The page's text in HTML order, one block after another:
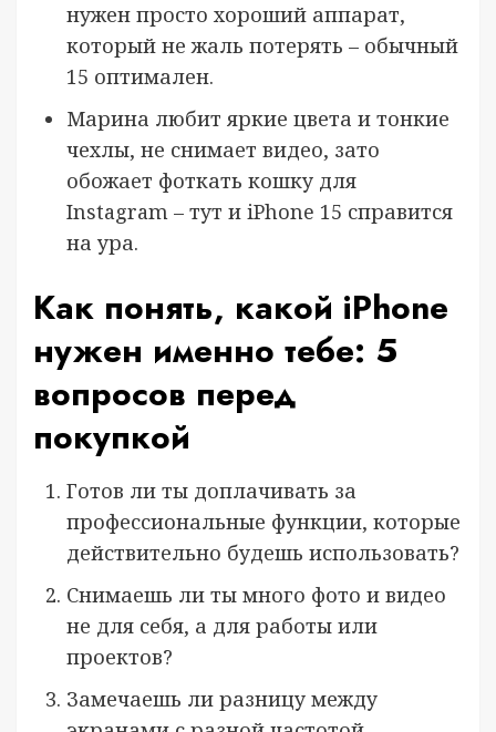
нужен просто хороший аппарат,
который не жаль потерять – обычный
15 оптимален.
Марина любит яркие цвета и тонкие
чехлы, не снимает видео, зато
обожает фоткать кошку для
Instagram – тут и iPhone 15 справится
на ура.
Как понять, какой iPhone
нужен именно тебе: 5
вопросов перед
покупкой
Готов ли ты доплачивать за
профессиональные функции, которые
действительно будешь использовать?
Снимаешь ли ты много фото и видео
не для себя, а для работы или
проектов?
Замечаешь ли разницу между